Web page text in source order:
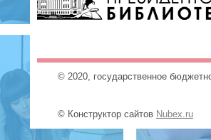
© 2020, государственное
© Конструктор сайтов Nubex.ru